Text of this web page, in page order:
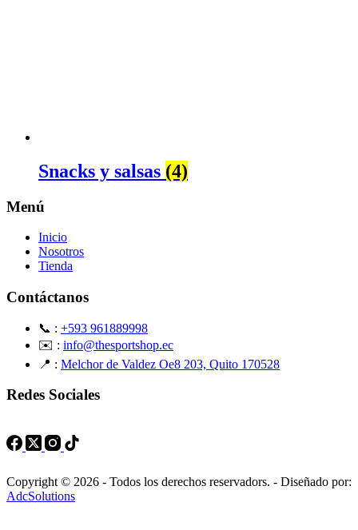
Snacks y salsas (4)
Menú
Inicio
Nosotros
Tienda
Contáctanos
📞 : +593 961889998
✉️ : info@thesportshop.ec
📍 : Melchor de Valdez Oe8 203, Quito 170528
Redes Sociales
Copyright © 2026 - Todos los derechos reservadors. - Diseñado por:
AdcSolutions